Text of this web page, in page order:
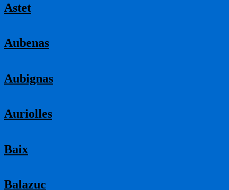
Astet
Aubenas
Aubignas
Auriolles
Baix
Balazuc